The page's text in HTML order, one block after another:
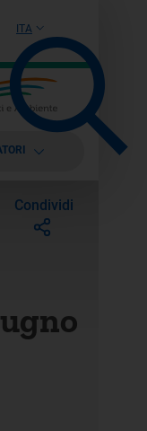
ITA
Condividi